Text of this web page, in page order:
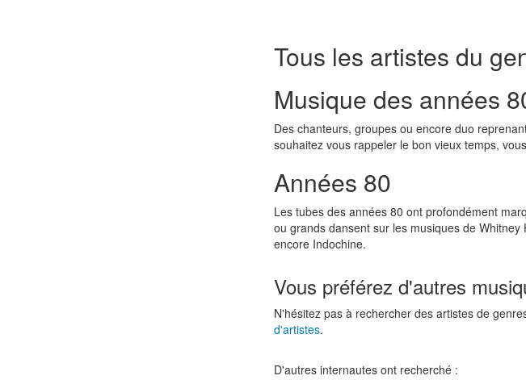
Tous les artistes du
Musique des années
Des chanteurs, groupes ou encore duo
souhaitez vous rappeler le bon vieux temps,
Années 80
Les tubes des années 80 ont profondément
ou grands dansent sur les musiques de
encore Indochine.
Vous préférez d'autres
N'hésitez pas à rechercher des artistes de
d'artistes.
D'autres internautes ont recherché :